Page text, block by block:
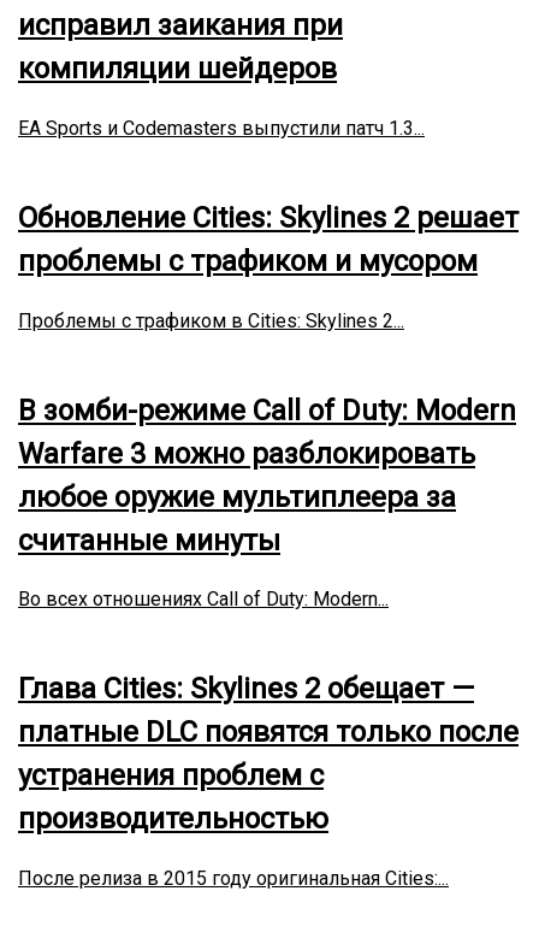
исправил заикания при
компиляции шейдеров
EA Sports и Codemasters выпустили патч 1.3...
Обновление Cities: Skylines 2 решает
проблемы с трафиком и мусором
Проблемы с трафиком в Cities: Skylines 2...
В зомби-режиме Call of Duty: Modern
Warfare 3 можно разблокировать
любое оружие мультиплеера за
считанные минуты
Во всех отношениях Call of Duty: Modern...
Глава Cities: Skylines 2 обещает —
платные DLC появятся только после
устранения проблем с
производительностью
После релиза в 2015 году оригинальная Cities:...